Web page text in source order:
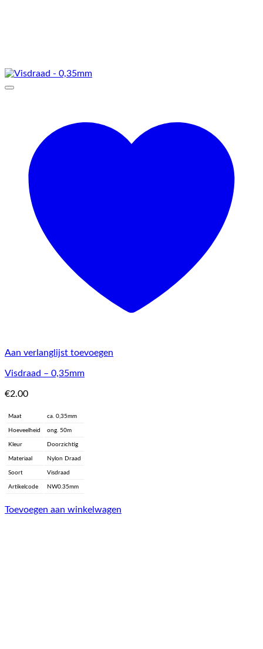
Aan verlanglijst toevoegen
Visdraad – 0,35mm
€2.00
Maat ca. 0,35mm
Hoeveelheid ong. 50m
Kleur Doorzichtig
Materiaal Nylon Draad
Soort Visdraad
Artikelcode NW0.35mm
Toevoegen aan winkelwagen